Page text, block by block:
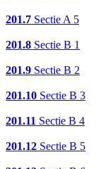
201.7 Sectie A 5
201.8 Sectie B 1
201.9 Sectie B 2
201.10 Sectie B 3
201.11 Sectie B 4
201.12 Sectie B 5